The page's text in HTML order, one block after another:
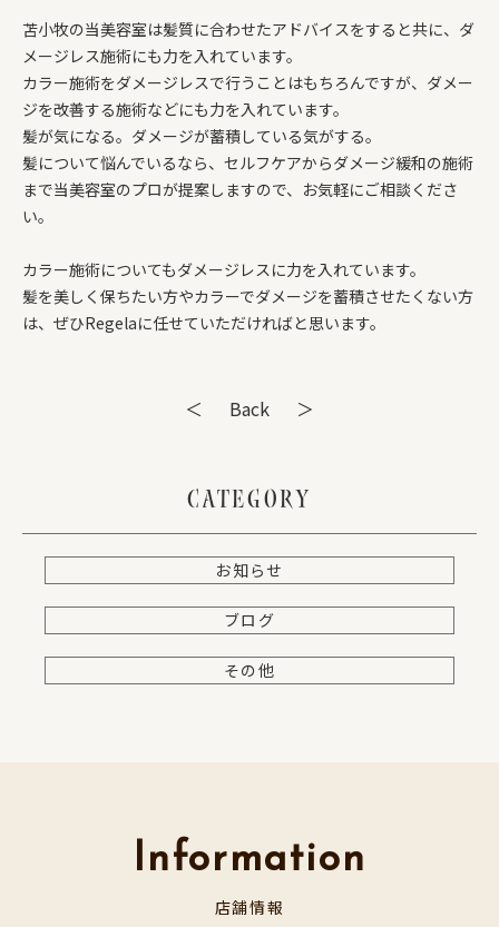
苫小牧の当美容室は髪質に合わせたアドバイスをすると共に、ダ
メージレス施術にも力を入れています。
カラー施術をダメージレスで行うことはもちろんですが、ダメー
ジを改善する施術などにも力を入れています。
髪が気になる。ダメージが蓄積している気がする。
髪について悩んでいるなら、セルフケアからダメージ緩和の施術
まで当美容室のプロが提案しますので、お気軽にご相談くださ
い。
カラー施術についてもダメージレスに力を入れています。
髪を美しく保ちたい方やカラーでダメージを蓄積させたくない方
は、ぜひRegelaに任せていただければと思います。
＜ Back ＞
CATEGORY
お知らせ
ブログ
その他
Information
店舗情報